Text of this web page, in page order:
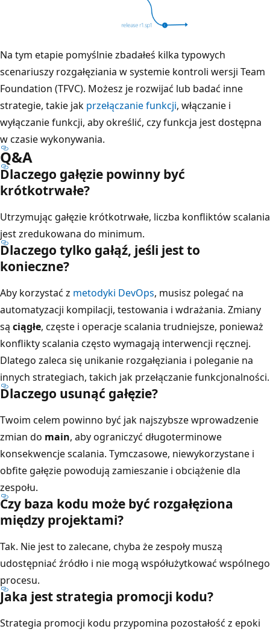
Na tym etapie pomyślnie zbadałeś kilka typowych
scenariuszy rozgałęziania w systemie kontroli wersji Team
Foundation (TFVC). Możesz je rozwijać lub badać inne
strategie, takie jak przełączanie funkcji, włączanie i
wyłączanie funkcji, aby określić, czy funkcja jest dostępna
w czasie wykonywania.
Q&A
Dlaczego gałęzie powinny być
krótkotrwałe?
Utrzymując gałęzie krótkotrwałe, liczba konfliktów scalania
jest zredukowana do minimum.
Dlaczego tylko gałąź, jeśli jest to
konieczne?
Aby korzystać z metodyki DevOps, musisz polegać na
automatyzacji kompilacji, testowania i wdrażania. Zmiany
są ciągłe, częste i operacje scalania trudniejsze, ponieważ
konflikty scalania często wymagają interwencji ręcznej.
Dlatego zaleca się unikanie rozgałęziania i poleganie na
innych strategiach, takich jak przełączanie funkcjonalności.
Dlaczego usunąć gałęzie?
Twoim celem powinno być jak najszybsze wprowadzenie
zmian do main, aby ograniczyć długoterminowe
konsekwencje scalania. Tymczasowe, niewykorzystane i
obfite gałęzie powodują zamieszanie i obciążenie dla
zespołu.
Czy baza kodu może być rozgałęziona
między projektami?
Tak. Nie jest to zalecane, chyba że zespoły muszą
udostępniać źródło i nie mogą współużytkować wspólnego
procesu.
Jaka jest strategia promocji kodu?
Strategia promocji kodu przypomina pozostałość z epoki